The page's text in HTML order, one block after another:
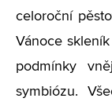
celoroční
Vánoce
podmínky
symbiózu.